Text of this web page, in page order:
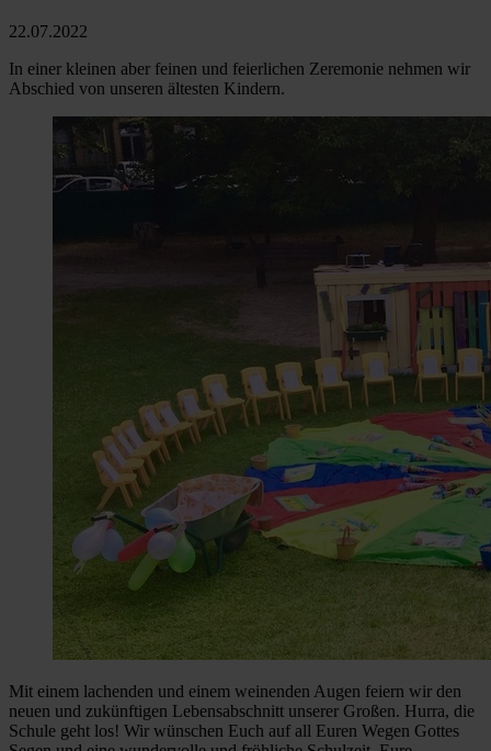
22.07.2022
In einer kleinen aber feinen und feierlichen Zeremonie nehmen wir
Abschied von unseren ältesten Kindern.
Mit einem lachenden und einem weinenden Augen feiern wir den
neuen und zukünftigen Lebensabschnitt unserer Großen. Hurra, die
Schule geht los! Wir wünschen Euch auf all Euren Wegen Gottes